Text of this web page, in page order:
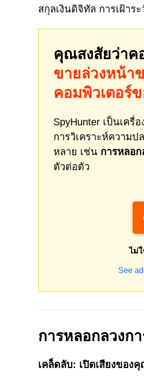
สกุลเงินดิจิทัล การเฝ้า
คุณสงสัยว่าค
ขายล่วงหน้า
คอมพิวเตอร์
SpyHunter เป็นเค
การวิเคราะห์ความ
หลาย เช่น การหลอ
ตัวต่อตัว
ไม่
See
การหลอกลวงก
เคล็ดลับ: เปิดเสียงของ